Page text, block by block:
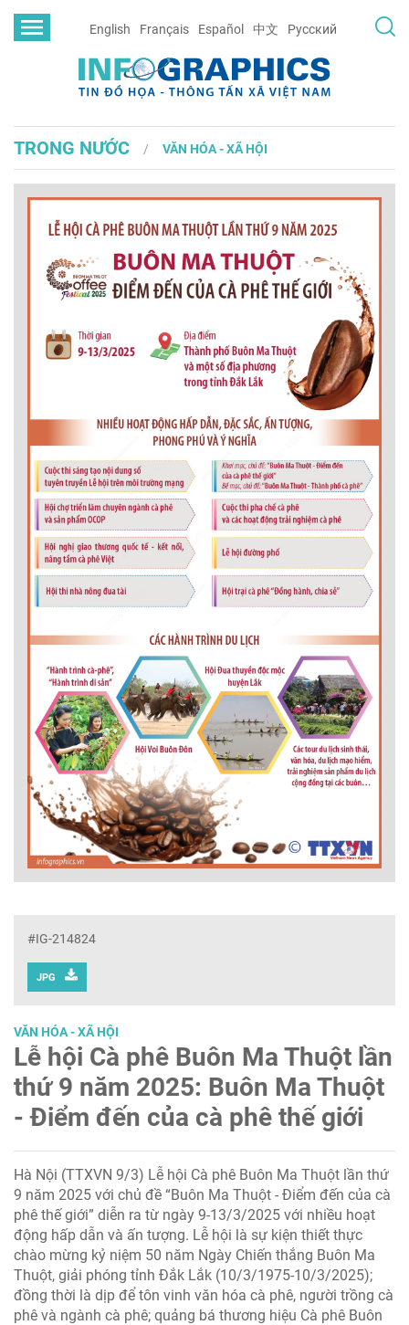
English Français Español 中文 Русский
TRONG NƯỚC VĂN HÓA - XÃ HỘI
#IG-214824
JPG
VĂN HÓA - XÃ HỘI
Lễ hội Cà phê Buôn Ma Thuột lần
thứ 9 năm 2025: Buôn Ma Thuột
- Điểm đến của cà phê thế giới
Hà Nội (TTXVN 9/3) Lễ hội Cà phê Buôn Ma Thuột lần thứ
9 năm 2025 với chủ đề “Buôn Ma Thuột - Điểm đến của cà
phê thế giới” diễn ra từ ngày 9-13/3/2025 với nhiều hoạt
động hấp dẫn và ấn tượng. Lễ hội là sự kiện thiết thực
chào mừng kỷ niệm 50 năm Ngày Chiến thắng Buôn Ma
Thuột, giải phóng tỉnh Đắk Lắk (10/3/1975-10/3/2025);
đồng thời là dịp để tôn vinh văn hóa cà phê, người trồng cà
phê và ngành cà phê; quảng bá thương hiệu Cà phê Buôn